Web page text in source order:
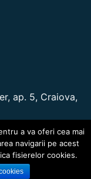
ap. 5, Craiova,
a va oferi cea mai
navigarii pe acest
fisierelor cookies.